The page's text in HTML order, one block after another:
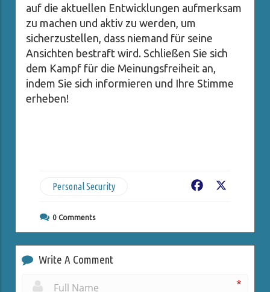
auf die aktuellen Entwicklungen aufmerksam
zu machen und aktiv zu werden, um
sicherzustellen, dass niemand für seine
Ansichten bestraft wird. Schließen Sie sich
dem Kampf für die Meinungsfreiheit an,
indem Sie sich informieren und Ihre Stimme
erheben!
Personal Security Facebook
0 Comments
Write A Comment
*